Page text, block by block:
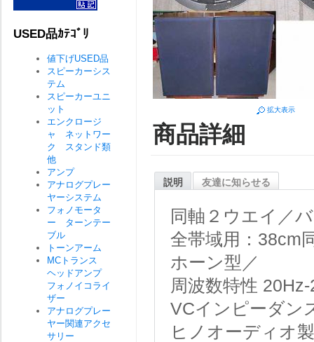
拡大表示
商品詳細
説明 友達に知らせる
同軸２ウエイ／
全帯域用：38cm
ホーン型／
周波数特性
VCインピーダン
ヒノオーディオ
USED品ｶﾃｺﾞﾘ
値下げUSED品
スピーカーシス
テム
スピーカーユニ
ット
エンクロージ
ャ ネットワー
ク スタンド類
他
アンプ
アナログプレー
ヤーシステム
フォノモータ
ー ターンテー
ブル
トーンアーム
MCトランス
ヘッドアンプ
フォノイコライ
ザー
アナログプレー
ヤー関連アクセ
サリー